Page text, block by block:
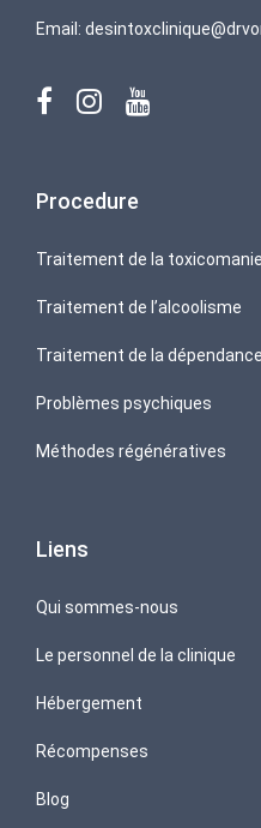
Email:
Procedure
Traitement de la toxicomanie
Traitement de l’alcoolisme
Traitement de la
Problèmes psychiques
Méthodes régénératives
Liens
Qui sommes-nous
Le personnel de la clinique
Hébergement
Récompenses
Blog